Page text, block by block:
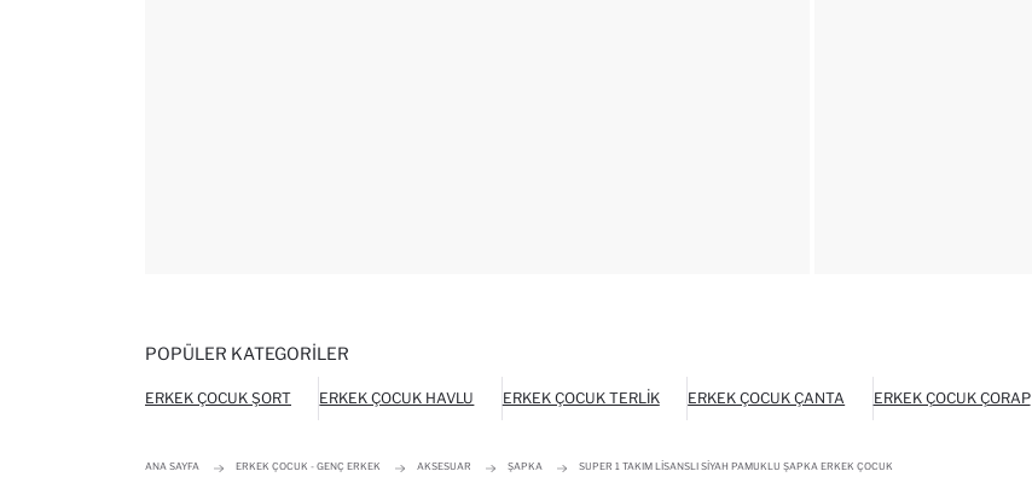
POPÜLER KATEGORILER
ERKEK ÇOCUK ŞORT ERKEK ÇOCUK HAVLU ERKEK ÇOCUK TERLIK ERKEK ÇOCUK ÇANTA ERKEK ÇOCUK ÇORAP
ANA SAYFA ERKEK ÇOCUK - GENÇ ERKEK AKSESUAR ŞAPKA SUPER 1 TAKIM LISANSLI SIYAH PAMUKLU ŞAPKA ERKEK ÇOCUK